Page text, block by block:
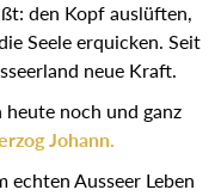
den Kopf auslüften,
die Seele erquicken.
neue Kraft.
noch und ganz
Johann.
echten Ausseer Leben